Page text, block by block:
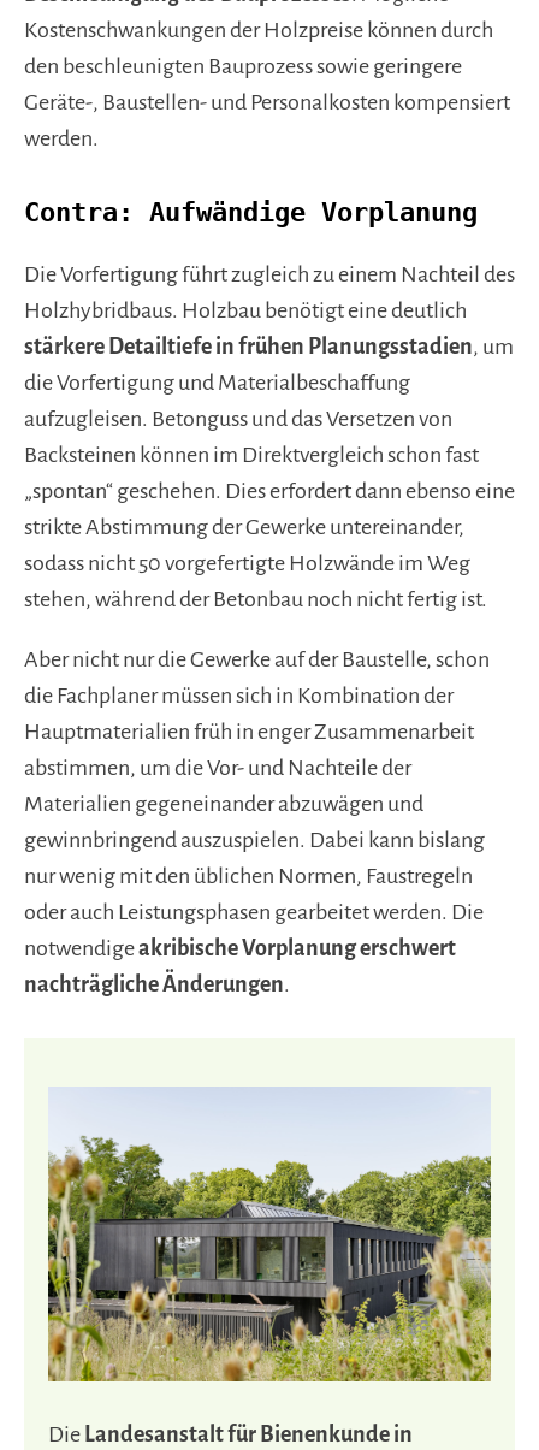
Kostenschwankungen der Holzpreise können durch
den beschleunigten Bauprozess sowie geringere
Geräte-, Baustellen- und Personalkosten kompensiert
werden.
Contra: Aufwändige Vorplanung
Die Vorfertigung führt zugleich zu einem Nachteil des
Holzhybridbaus. Holzbau benötigt eine deutlich
stärkere Detailtiefe in frühen Planungsstadien, um
die Vorfertigung und Materialbeschaffung
aufzugleisen. Betonguss und das Versetzen von
Backsteinen können im Direktvergleich schon fast
„spontan“ geschehen. Dies erfordert dann ebenso eine
strikte Abstimmung der Gewerke untereinander,
sodass nicht 50 vorgefertigte Holzwände im Weg
stehen, während der Betonbau noch nicht fertig ist.
Aber nicht nur die Gewerke auf der Baustelle, schon
die Fachplaner müssen sich in Kombination der
Hauptmaterialien früh in enger Zusammenarbeit
abstimmen, um die Vor- und Nachteile der
Materialien gegeneinander abzuwägen und
gewinnbringend auszuspielen. Dabei kann bislang
nur wenig mit den üblichen Normen, Faustregeln
oder auch Leistungsphasen gearbeitet werden. Die
notwendigeakribische Vorplanungerschwert
nachträgliche Änderungen.
Die Landesanstalt für Bienenkunde in